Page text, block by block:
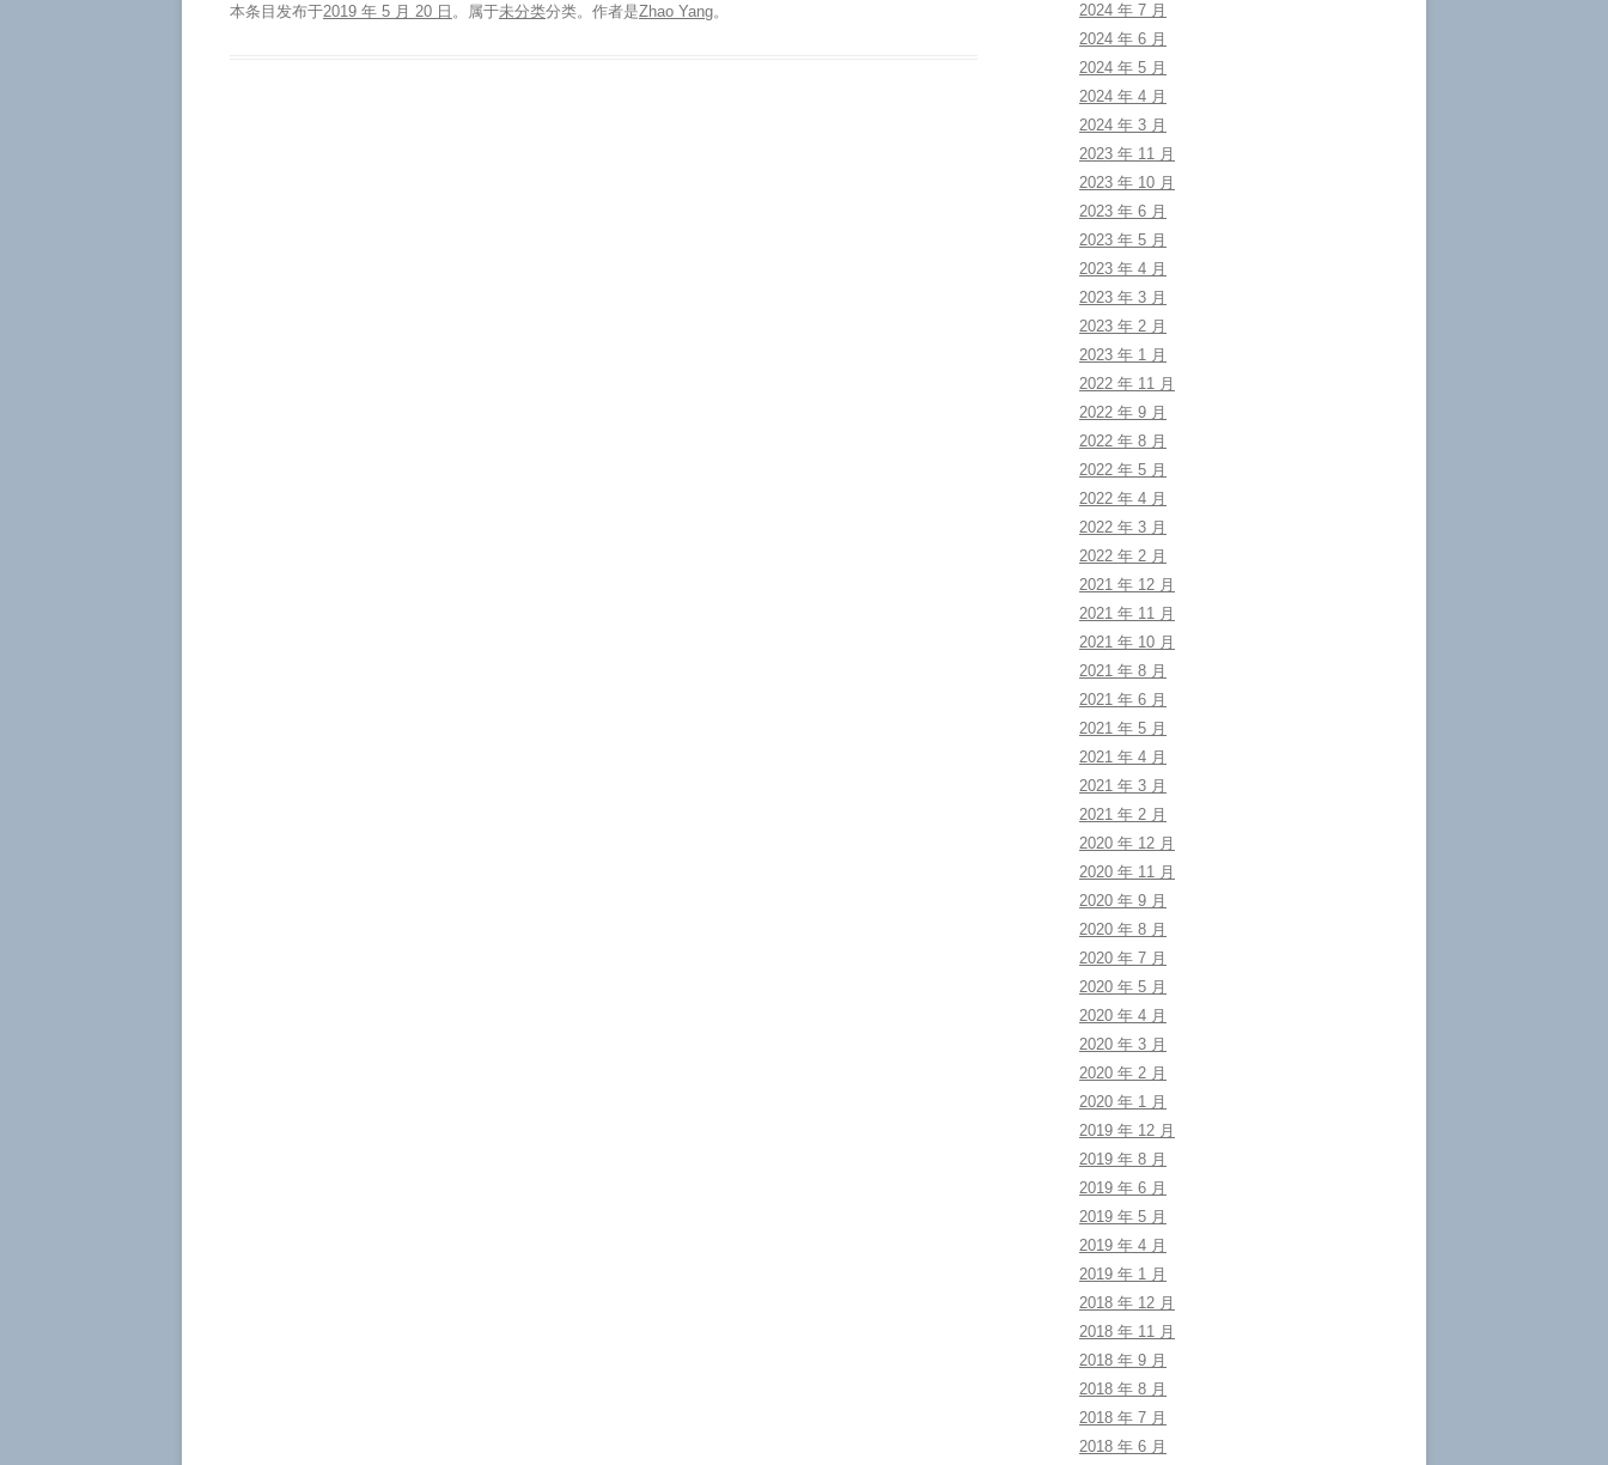
本条目发布于2019 年 5 月 20 日 。属于未分类分类。 作者是Zhao Yang。
2024 年 7 月
2024 年 6 月
2024 年 5 月
2024 年 4 月
2024 年 3 月
2023 年 11 月
2023 年 10 月
2023 年 6 月
2023 年 5 月
2023 年 4 月
2023 年 3 月
2023 年 2 月
2023 年 1 月
2022 年 11 月
2022 年 9 月
2022 年 8 月
2022 年 5 月
2022 年 4 月
2022 年 3 月
2022 年 2 月
2021 年 12 月
2021 年 11 月
2021 年 10 月
2021 年 8 月
2021 年 6 月
2021 年 5 月
2021 年 4 月
2021 年 3 月
2021 年 2 月
2020 年 12 月
2020 年 11 月
2020 年 9 月
2020 年 8 月
2020 年 7 月
2020 年 5 月
2020 年 4 月
2020 年 3 月
2020 年 2 月
2020 年 1 月
2019 年 12 月
2019 年 8 月
2019 年 6 月
2019 年 5 月
2019 年 4 月
2019 年 1 月
2018 年 12 月
2018 年 11 月
2018 年 9 月
2018 年 8 月
2018 年 7 月
2018 年 6 月